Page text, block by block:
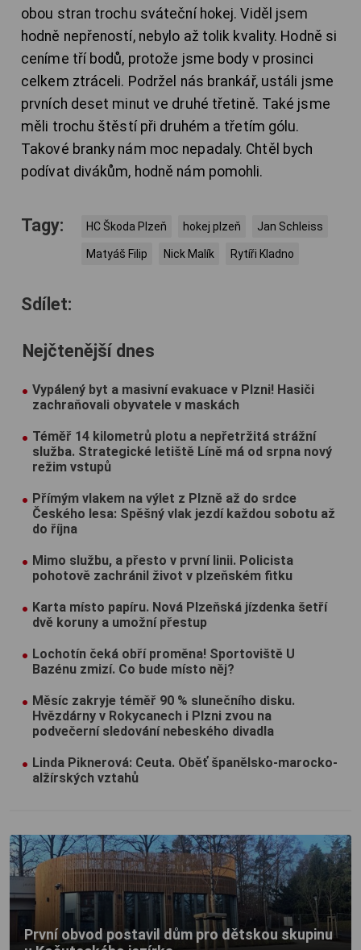
obou stran trochu sváteční hokej. Viděl jsem
hodně nepřeností, nebylo až tolik kvality. Hodně si
ceníme tří bodů, protože jsme body v prosinci
celkem ztráceli. Podržel nás brankář, ustáli jsme
prvních deset minut ve druhé třetině. Také jsme
měli trochu štěstí při druhém a třetím gólu.
Takové branky nám moc nepadaly. Chtěl bych
podívat divákům, hodně nám pomohli.
Tagy: HC Škoda Plzeň hokej plzeň Jan Schleiss
Matyáš Filip Nick Malík Rytíři Kladno
Sdílet:
Nejčtenější dnes
Vypálený byt a masivní evakuace v Plzni! Hasiči
zachraňovali obyvatele v maskách
Téměř 14 kilometrů plotu a nepřetržitá strážní
služba. Strategické letiště Líně má od srpna nový
režim vstupů
Přímým vlakem na výlet z Plzně až do srdce
Českého lesa: Spěšný vlak jezdí každou sobotu až
do října
Mimo službu, a přesto v první linii. Policista
pohotově zachránil život v plzeňském fitku
Karta místo papíru. Nová Plzeňská jízdenka šetří
dvě koruny a umožní přestup
Lochotín čeká obří proměna! Sportoviště U
Bazénu zmizí. Co bude místo něj?
Měsíc zakryje téměř 90 % slunečního disku.
Hvězdárny v Rokycanech i Plzni zvou na
podvečerní sledování nebeského divadla
Linda Piknerová: Ceuta. Oběť španělsko-marocko-
alžírských vztahů
První obvod postavil dům pro dětskou skupinu